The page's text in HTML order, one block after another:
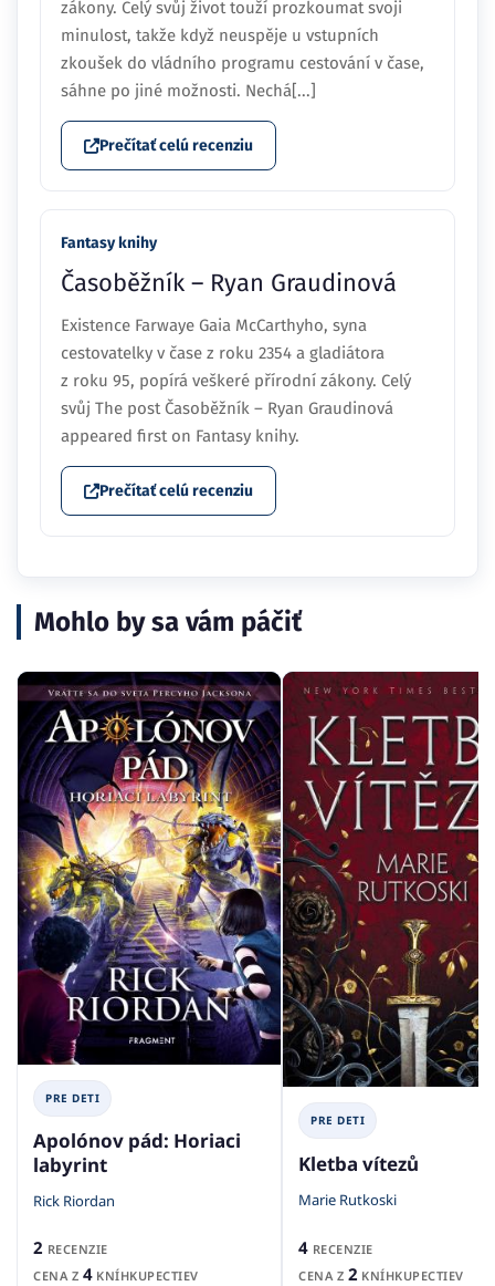
zákony. Celý svůj život touží prozkoumat svoji
minulost, takže když neuspěje u vstupních
zkoušek do vládního programu cestování v čase,
sáhne po jiné možnosti. Nechá[...]
Prečítať celú recenziu
Fantasy knihy
Časoběžník – Ryan Graudinová
Existence Farwaye Gaia McCarthyho, syna
cestovatelky v čase z roku 2354 a gladiátora
z roku 95, popírá veškeré přírodní zákony. Celý
svůj The post Časoběžník – Ryan Graudinová
appeared first on Fantasy knihy.
Prečítať celú recenziu
Mohlo by sa vám páčiť
PRE DETI
Apolónov pád: Horiaci
labyrint
Rick Riordan
2 RECENZIE
CENA Z 4KNÍHKUPECTIEV
PRE DETI
Kletba vítezů
Marie Rutkoski
4 RECENZIE
CENA Z 2 KNÍHKUPECTIEV